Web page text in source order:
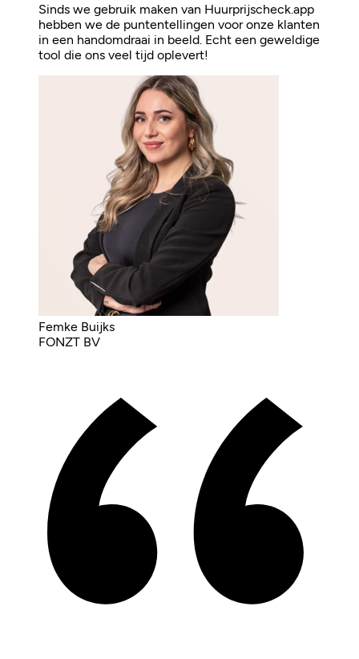
Sinds we gebruik maken van Huurprijscheck.app
hebben we de puntentellingen voor onze klanten
in een handomdraai in beeld. Echt een geweldige
tool die ons veel tijd oplevert!
Femke Buijks
FONZT BV